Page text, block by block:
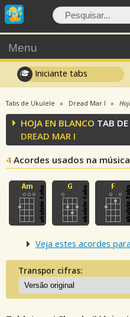
Menu
Iniciante tabs
Tabs de Ukulele Dread Mar I
HOJA EN BLANCO TAB
DREAD MAR I
4 Acordes usados na música
Veja estes acordes
Transpor cifras: